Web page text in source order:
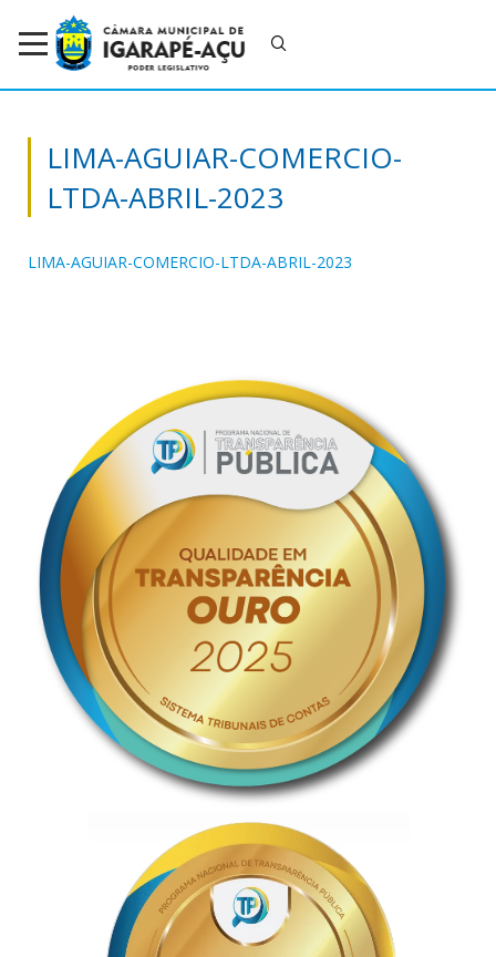
LIMA-AGUIAR-COMERCIO-
LTDA-ABRIL-2023
LIMA-AGUIAR-COMERCIO-LTDA-ABRIL-2023